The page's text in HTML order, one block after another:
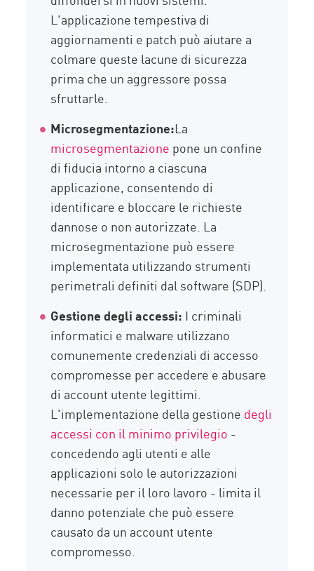
L'applicazione tempestiva di
aggiornamenti e patch può aiutare a
colmare queste lacune di sicurezza
prima che un aggressore possa
sfruttarle.
Microsegmentazione:La
microsegmentazione pone un confine
di fiducia intorno a ciascuna
applicazione, consentendo di
identificare e bloccare le richieste
dannose o non autorizzate. La
microsegmentazione può essere
implementata utilizzando strumenti
perimetrali definiti dal software (SDP).
Gestione degli accessi: I criminali
informatici e malware utilizzano
comunemente credenziali di accesso
compromesse per accedere e abusare
di account utente legittimi.
L'implementazione della gestione degli
accessi con il minimo privilegio -
concedendo agli utenti e alle
applicazioni solo le autorizzazioni
necessarie per il loro lavoro - limita il
danno potenziale che può essere
causato da un account utente
compromesso.